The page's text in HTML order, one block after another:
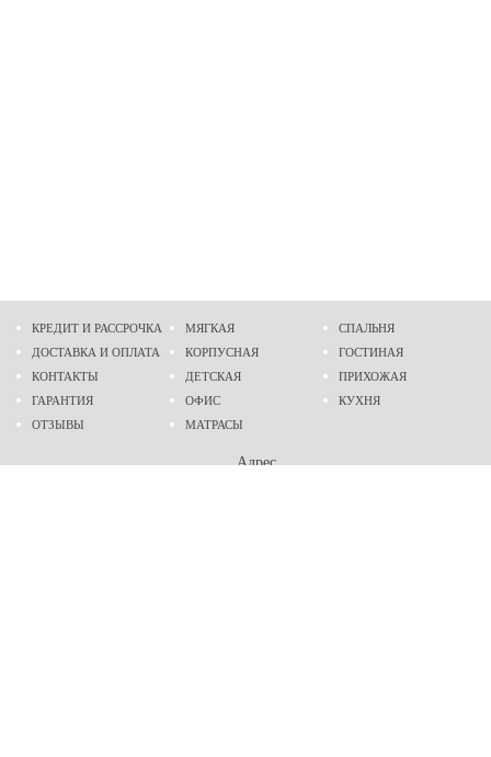
КРЕДИТ И РАССРОЧКА
ДОСТАВКА И ОПЛАТА
КОНТАКТЫ
ГАРАНТИЯ
ОТЗЫВЫ
МЯГКАЯ
КОРПУСНАЯ
ДЕТСКАЯ
ОФИС
МАТРАСЫ
СПАЛЬНЯ
ГОСТИНАЯ
ПРИХОЖАЯ
КУХНЯ
Адрес